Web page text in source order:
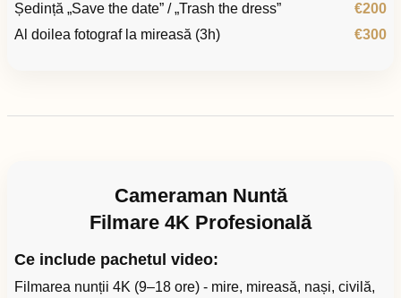
Ședință „Save the date” / „Trash the dress”
€200
Al doilea fotograf la mireasă (3h)
€300
Cameraman Nuntă
Filmare 4K Profesională
Ce include pachetul video:
Filmarea nunții 4K (9–18 ore) - mire, mireasă, nași, civilă,